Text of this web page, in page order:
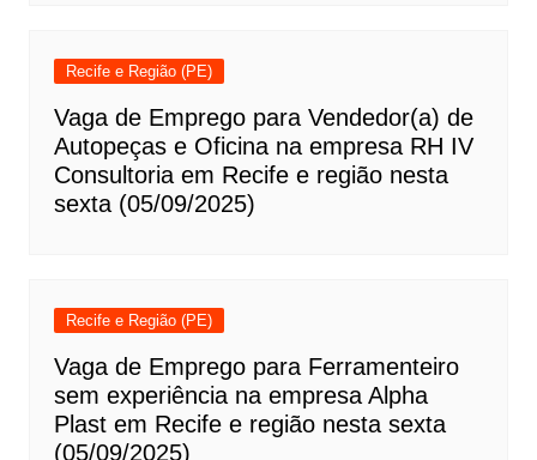
Recife e Região (PE)
Vaga de Emprego para Vendedor(a) de
Autopeças e Oficina na empresa RH IV
Consultoria em Recife e região nesta
sexta (05/09/2025)
Recife e Região (PE)
Vaga de Emprego para Ferramenteiro
sem experiência na empresa Alpha
Plast em Recife e região nesta sexta
(05/09/2025)